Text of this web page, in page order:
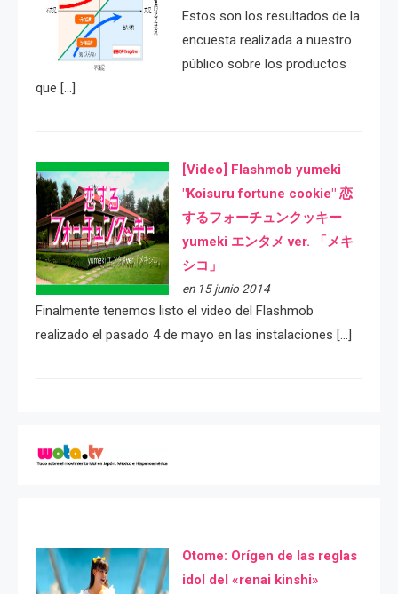
Estos son los resultados de la
encuesta realizada a nuestro
público sobre los productos
que […]
[Video] Flashmob yumeki
"Koisuru fortune cookie" 恋
するフォーチュンクッキー
yumeki エンタメ ver. 「メキ
シコ」
en 15 junio 2014
Finalmente tenemos listo el video del Flashmob
realizado el pasado 4 de mayo en las instalaciones […]
Otome: Orígen de las reglas
idol del «renai kinshi»